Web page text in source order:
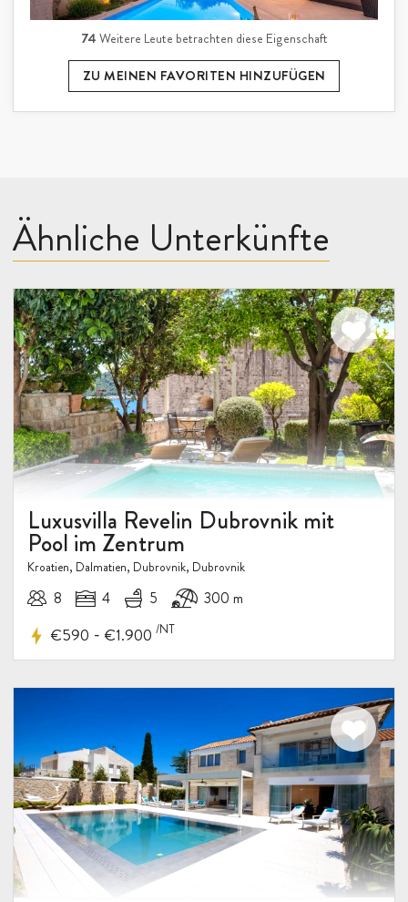
74 Weitere Leute betrachten diese Eigenschaft
ZU MEINEN FAVORITEN HINZUFÜGEN
Ähnliche Unterkünfte
Luxusvilla Revelin Dubrovnik mit
Pool im Zentrum
Kroatien, Dalmatien, Dubrovnik, Dubrovnik
8 4 5 300 m
€590 - €1.900 /NT